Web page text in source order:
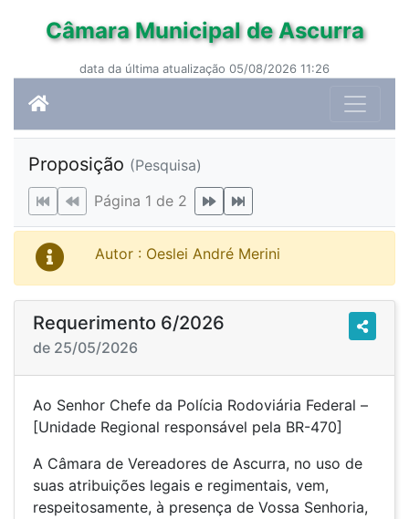
Câmara Municipal de Ascurra
data da última atualização 05/08/2026 11:26
Proposição (Pesquisa)
Página 1 de 2
Autor : Oeslei André Merini
Requerimento 6/2026
de 25/05/2026
Ao Senhor Chefe da Polícia Rodoviária Federal –
[Unidade Regional responsável pela BR-470]
A Câmara de Vereadores de Ascurra, no uso de
suas atribuições legais e regimentais, vem,
respeitosamente, à presença de Vossa Senhoria,